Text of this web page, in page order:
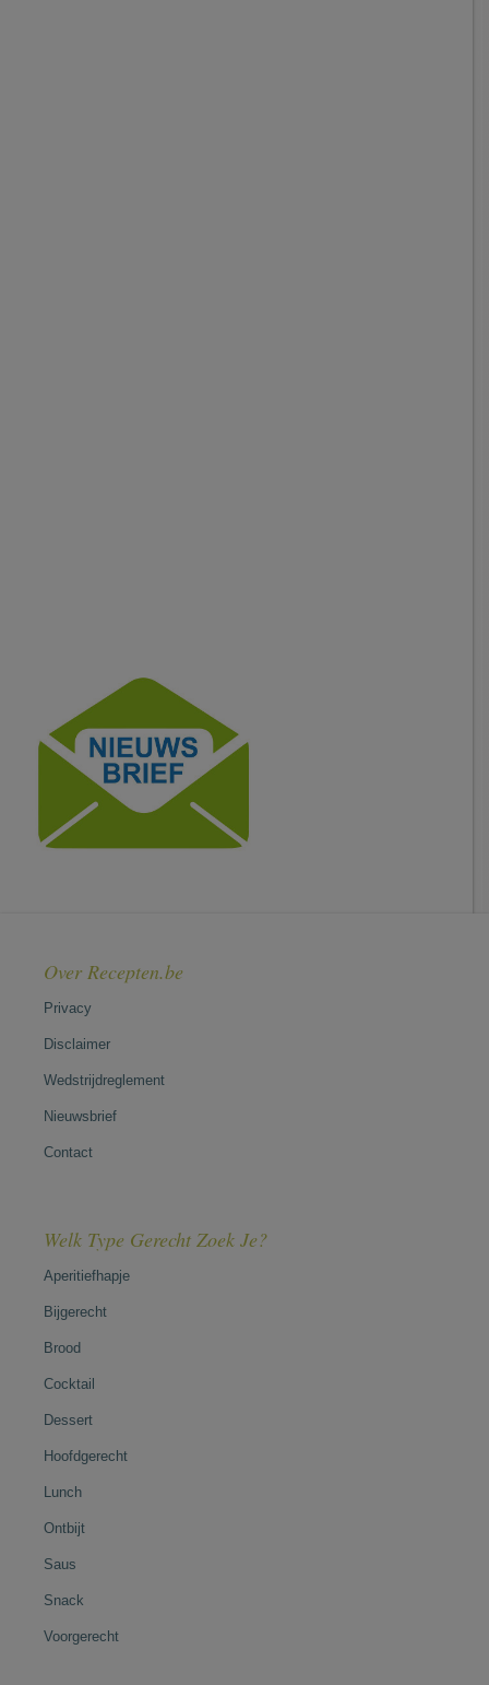
Over Recepten.be
Privacy
Disclaimer
Wedstrijdreglement
Nieuwsbrief
Contact
Welk Type Gerecht Zoek Je?
Aperitiefhapje
Bijgerecht
Brood
Cocktail
Dessert
Hoofdgerecht
Lunch
Ontbijt
Saus
Snack
Voorgerecht